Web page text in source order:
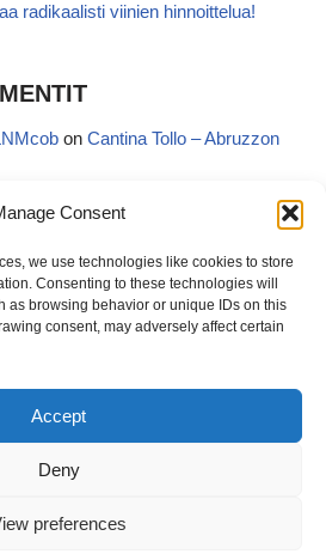
Consent
we use technologies like cookies to store
Consenting to these technologies will
as browsing behavior or unique IDs on this
consent, may adversely affect certain
Accept
Deny
preferences
radikaalisti viinien hinnoittelua!
on Cantina Tollo – Abruzzon
onCantina Tollo – Abruzzon viinien
– Ortega Ezquerro Vino de
14,88 €)
– Ortega Ezquerro Vino de
Kyläviini Riojasta – Ortega Ezquerro
2018 (Alko 14,88 €)